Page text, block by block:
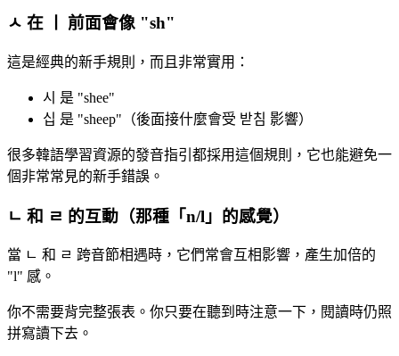
ㅅ 在 ㅣ 前面會像 "sh"
這是經典的新手規則，而且非常實用：
시 是 "shee"
십 是 "sheep"（後面接什麼會受 받침 影響）
很多韓語學習資源的發音指引都採用這個規則，它也能避免一
個非常常見的新手錯誤。
ㄴ 和 ㄹ 的互動（那種「n/l」的感覺）
當 ㄴ 和 ㄹ 跨音節相遇時，它們常會互相影響，產生加倍的
"l" 感。
你不需要背完整張表。你只要在聽到時注意一下，閱讀時仍照
拼寫讀下去。